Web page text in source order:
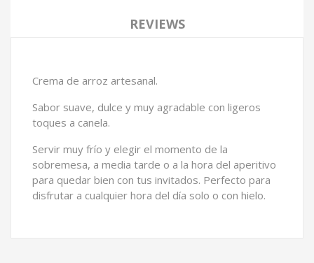
REVIEWS
Crema de arroz artesanal.
Sabor suave, dulce y muy agradable con ligeros
toques a canela.
Servir muy frío y elegir el momento de la
sobremesa, a media tarde o a la hora del aperitivo
para quedar bien con tus invitados. Perfecto para
disfrutar a cualquier hora del día solo o con hielo.